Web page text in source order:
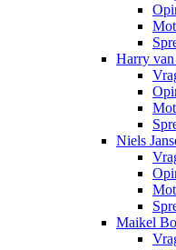
Harry
Niels
Maikel